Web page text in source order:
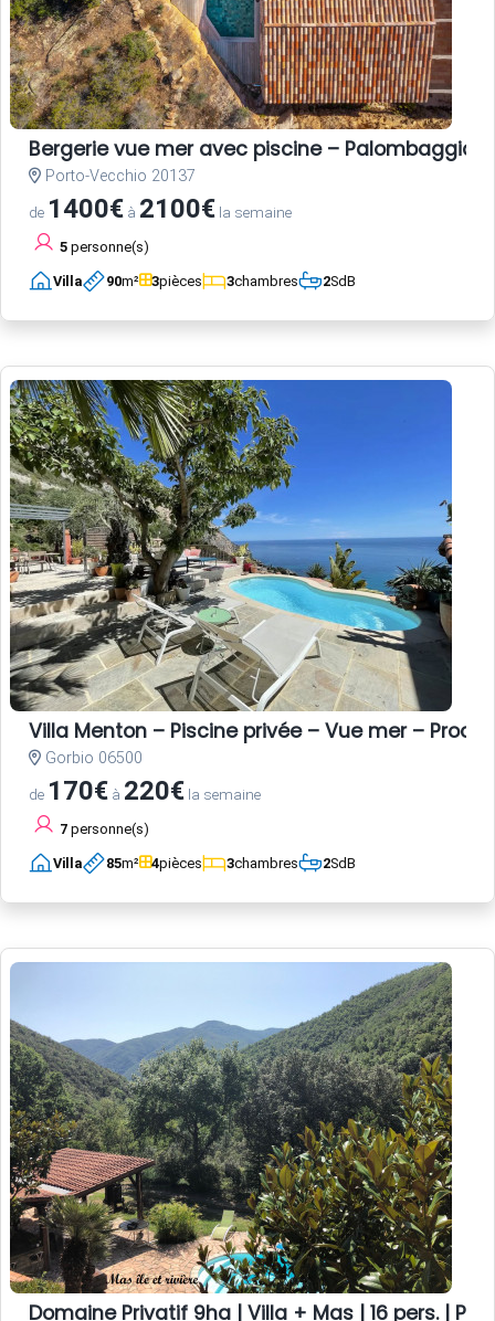
Bergerie vue mer avec piscine – Palombaggia,
Porto-Vecchio 20137
de 1400€ à 2100€ la semaine
5 personne(s)
Villa 90m² 3pièces 3chambres 2SdB
Villa Menton – Piscine privée – Vue mer –
Gorbio 06500
de 170€ à 220€ la semaine
7 personne(s)
Villa 85m² 4pièces 3chambres 2SdB
Domaine Privatif 9ha | Villa + Mas | 16 pers. |